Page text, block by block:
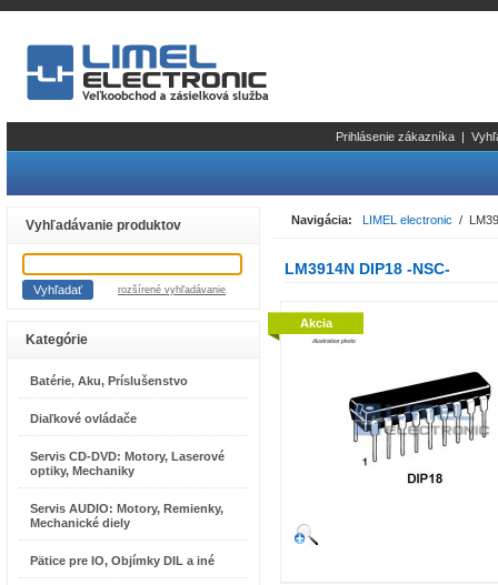
Prihlásenie zákazníka |
Vyhľadávanie produktov
rozšírené vyhľadávanie
Kategórie
Batérie, Aku, Príslušenstvo
Diaľkové ovládače
Servis CD-DVD: Motory, Laserové
optiky, Mechaniky
Servis AUDIO: Motory, Remienky,
Mechanické diely
Pätice pre IO, Objímky DIL a iné
Navigácia: LIMEL electronic /
LM3914N DIP18 -NSC-
Akcia